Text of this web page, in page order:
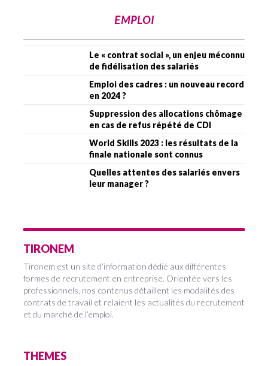
EMPLOI
Le « contrat social », un enjeu méconnu
de fidélisation des salariés
Emploi des cadres : un nouveau record
en 2024 ?
Suppression des allocations chômage
en cas de refus répété de CDI
World Skills 2023 : les résultats de la
finale nationale sont connus
Quelles attentes des salariés envers
leur manager ?
TIRONEM
Tironem est un site d’information dédié aux différentes
formes de recrutement en entreprise. Orientée vers les
professionnels, nos contenus détaillent les modalités des
contrats de travail et relaient les actualités du recrutement
et du marché de l’emploi.
THEMES